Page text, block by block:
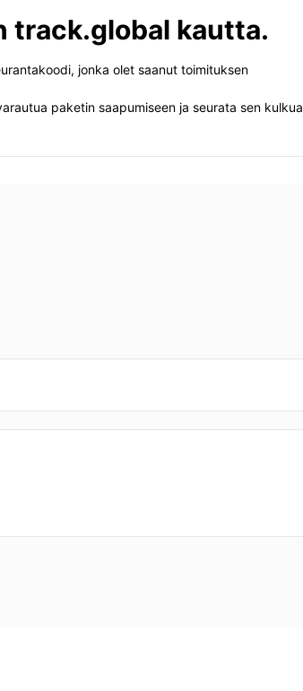
track.global kautta.
jonka olet saanut toimituksen
paketin saapumiseen ja seurata sen kulkua